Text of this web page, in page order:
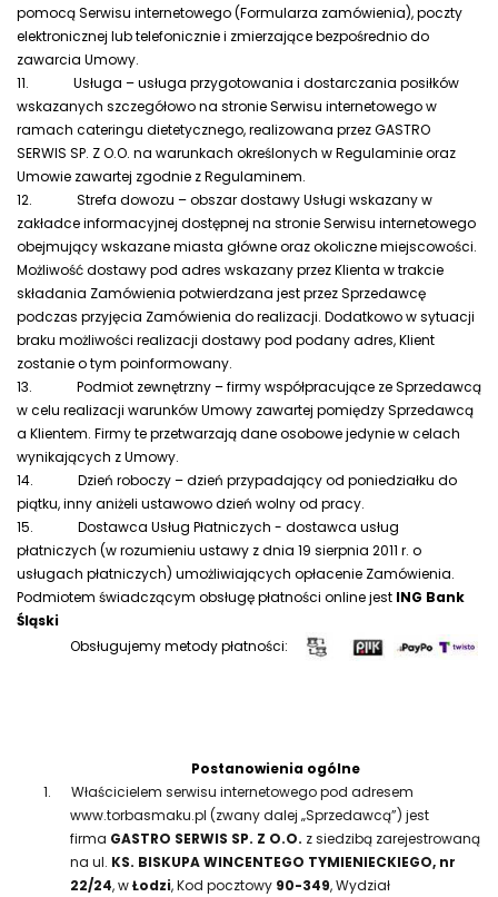
pomocą Serwisu internetowego (Formularza zamówienia), poczty
elektronicznej lub telefonicznie i zmierzające bezpośrednio do
zawarcia Umowy.
11.
Usługa – usługa przygotowania i dostarczania posiłków
wskazanych szczegółowo na stronie Serwisu internetowego w
ramach cateringu dietetycznego, realizowana przez GASTRO
SERWIS SP. Z O.O. na warunkach określonych w Regulaminie oraz
Umowie zawartej zgodnie z Regulaminem.
12.
Strefa dowozu – obszar dostawy Usługi wskazany w
zakładce informacyjnej dostępnej na stronie Serwisu internetowego
obejmujący wskazane miasta główne oraz okoliczne miejscowości.
Możliwość dostawy pod adres wskazany przez Klienta w trakcie
składania Zamówienia potwierdzana jest przez Sprzedawcę
podczas przyjęcia Zamówienia do realizacji. Dodatkowo w sytuacji
braku możliwości realizacji dostawy pod podany adres, Klient
zostanie o tym poinformowany.
13.
Podmiot zewnętrzny – firmy współpracujące ze Sprzedawcą
w celu realizacji warunków Umowy zawartej pomiędzy Sprzedawcą
a Klientem. Firmy te przetwarzają dane osobowe jedynie w celach
wynikających z Umowy.
14.
Dzień roboczy – dzień przypadający od poniedziałku do
piątku, inny aniżeli ustawowo dzień wolny od pracy.
15.
Dostawca Usług Płatniczych - dostawca usług
płatniczych (w rozumieniu ustawy z dnia 19 sierpnia 2011 r. o
usługach płatniczych) umożliwiających opłacenie Zamówienia.
Podmiotem świadczącym obsługę płatności online jest ING Bank
Śląski
Obsługujemy metody płatności:
Postanowienia ogólne
1.
Właścicielem serwisu internetowego pod adresem
www.torbasmaku.pl (zwany dalej „Sprzedawcą”) jest
firma GASTRO SERWIS SP. Z O.O. z siedzibą zarejestrowaną
na ul. KS. BISKUPA WINCENTEGO TYMIENIECKIEGO, nr
22/24, wŁodzi, Kod pocztowy 90-349, Wydział